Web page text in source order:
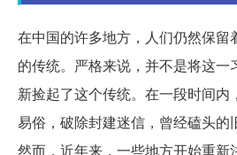
在中国的许多地方，人们仍然保留
的传统。严格来说，并不是将这一
新捡起了这个传统。在一段时间内
易俗，破除封建迷信，曾经磕头的
然而，近年来，一些地方开始重新